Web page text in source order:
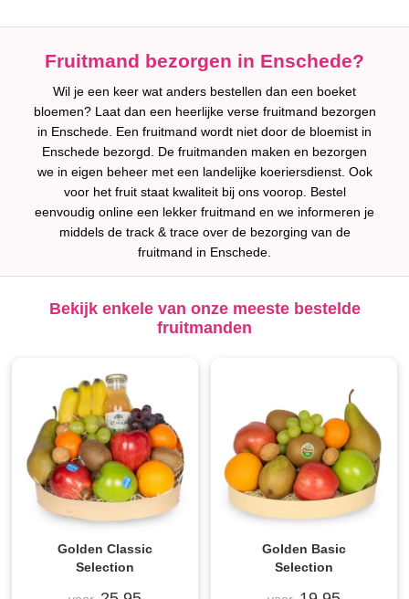
Fruitmand bezorgen in Enschede?
Wil je een keer wat anders bestellen dan een boeket
bloemen? Laat dan een heerlijke verse fruitmand bezorgen
in Enschede. Een fruitmand wordt niet door de bloemist in
Enschede bezorgd. De fruitmanden maken en bezorgen
we in eigen beheer met een landelijke koeriersdienst. Ook
voor het fruit staat kwaliteit bij ons voorop. Bestel
eenvoudig online een lekker fruitmand en we informeren je
middels de track & trace over de bezorging van de
fruitmand in Enschede.
Bekijk enkele van onze meeste bestelde
fruitmanden
Golden Classic
Selection
Golden Basic
Selection